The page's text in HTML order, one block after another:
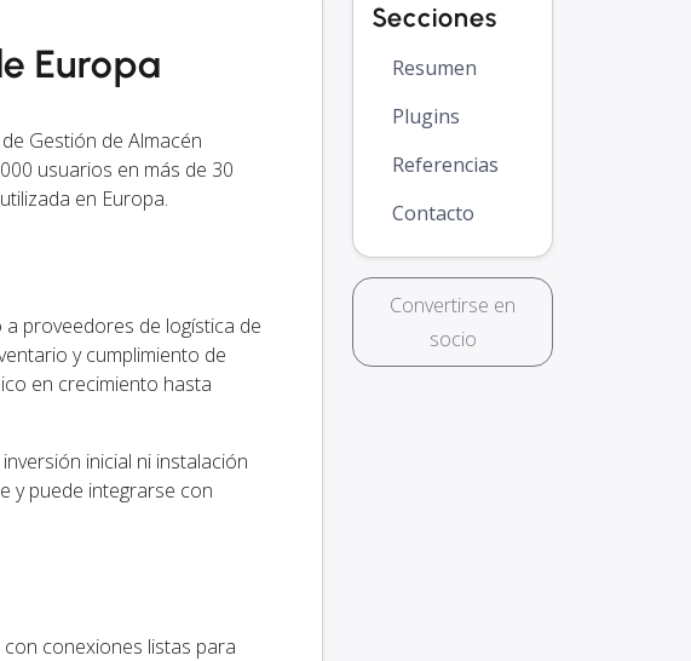
Europa
Gestión de Almacén
usuarios en más de 30
en Europa.
proveedores de logística de
y cumplimiento de
en crecimiento hasta
inicial ni instalación
y puede integrarse con
conexiones listas para
Secciones
Resumen
Plugins
Referencias
Contacto
Convertirse en
socio